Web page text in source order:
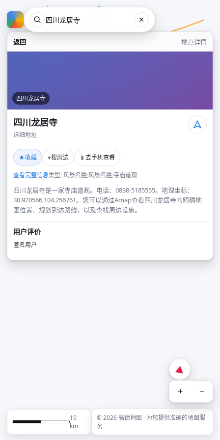
返回 地点详情
四川龙居寺
四川龙居寺
详细地址
★收藏 ⌖搜周边 📱 去手机查看
查看完整信息类型: 风景名胜;风景名胜;寺庙道观
四川龙居寺是一家寺庙道观。电话：0838-5185555。地理坐标：
30.920586,104.256761。您可以通过Amap查看四川龙居寺的精确地
图位置、规划到达路线，以及查找周边设施。
用户评价
匿名用户
+ −
10
km
© 2026 高德地图 · 为您提供准确的地图服
务